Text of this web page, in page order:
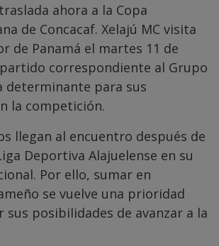
ahora a la Copa
de Concacaf. Xelajú MC visita
de Panamá el martes 11 de
correspondiente al Grupo
determinante para sus
la competición.
llegan al encuentro después de
Deportiva Alajuelense en su
Por ello, sumar en
se vuelve una prioridad
sus posibilidades de avanzar a la